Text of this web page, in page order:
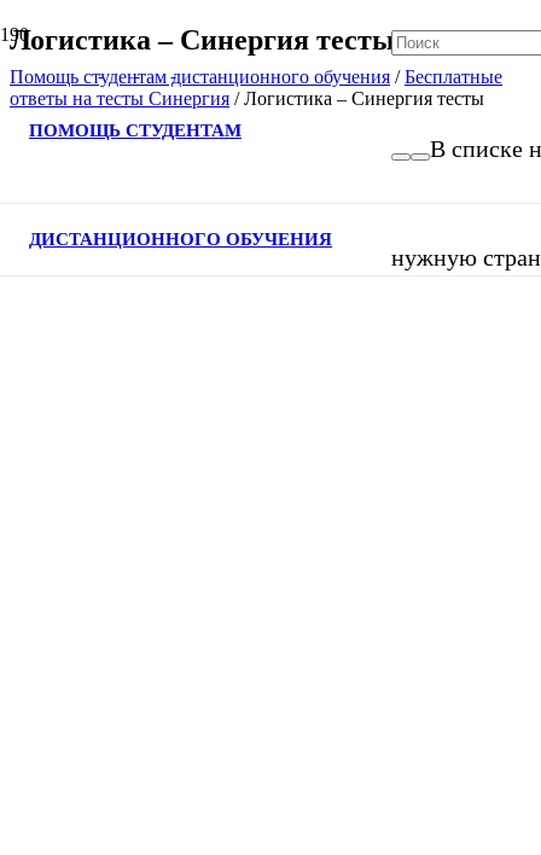
ПОМОЩЬ СТУДЕНТАМ
ДИСТАНЦИОННОГО ОБУЧЕНИЯ
В списке
нужную
Логистика – Синергия тесты
Помощь студентам дистанционного обучения /Бесплатные
ответы на тесты Синергия /Логистика – Синергия тесты